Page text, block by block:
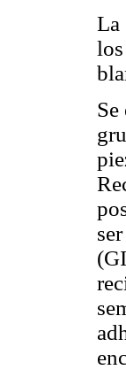
La